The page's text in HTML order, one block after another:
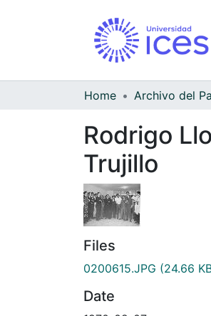
Home
Rodrigo
Trujillo
Files
0200615.JPG (24.66
Date